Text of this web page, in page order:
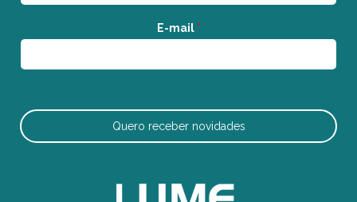
E-mail *
Quero receber novidades